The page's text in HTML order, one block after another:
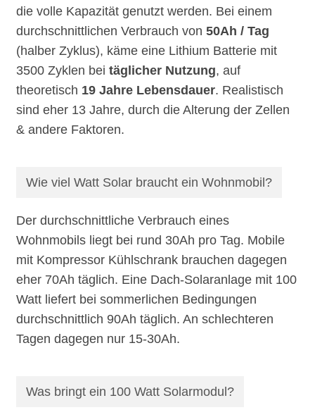
die volle Kapazität genutzt werden. Bei einem
durchschnittlichen Verbrauch von 50Ah / Tag
(halber Zyklus), käme eine Lithium Batterie mit
3500 Zyklen bei täglicher Nutzung, auf
theoretisch 19 Jahre Lebensdauer. Realistisch
sind eher 13 Jahre, durch die Alterung der Zellen
& andere Faktoren.
Wie viel Watt Solar braucht ein Wohnmobil?
Der durchschnittliche Verbrauch eines
Wohnmobils liegt bei rund 30Ah pro Tag. Mobile
mit Kompressor Kühlschrank brauchen dagegen
eher 70Ah täglich. Eine Dach-Solaranlage mit 100
Watt liefert bei sommerlichen Bedingungen
durchschnittlich 90Ah täglich. An schlechteren
Tagen dagegen nur 15-30Ah.
Was bringt ein 100 Watt Solarmodul?